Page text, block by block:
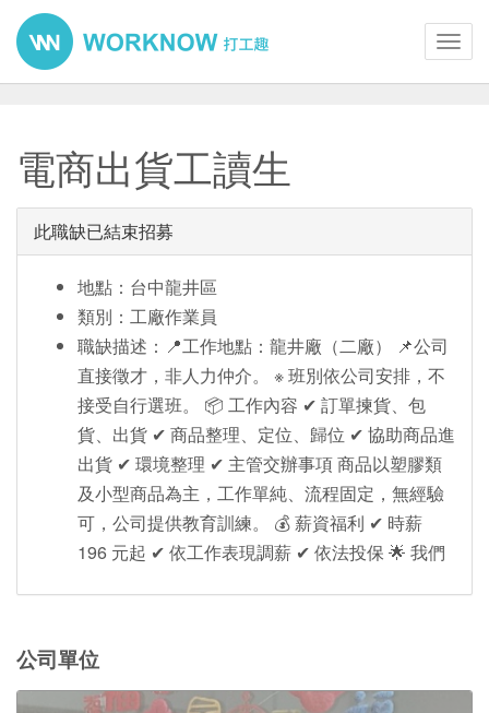
電商出貨工讀生
此職缺已結束招募
地點：台中龍井區
類別：工廠作業員
職缺描述：📍工作地點：龍井廠（二廠） 📌公司
直接徵才，非人力仲介。 ※ 班別依公司安排，不
接受自行選班。 📦 工作內容 ✔ 訂單揀貨、包
貨、出貨 ✔ 商品整理、定位、歸位 ✔ 協助商品進
出貨 ✔ 環境整理 ✔ 主管交辦事項 商品以塑膠類
及小型商品為主，工作單純、流程固定，無經驗
可，公司提供教育訓練。 💰 薪資福利 ✔ 時薪
196 元起 ✔ 依工作表現調薪 ✔ 依法投保 🌟 我們
公司單位